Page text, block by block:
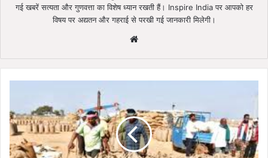
गई खबरें सत्यता और गुणवत्ता का विशेष ध्यान रखती हैं। Inspire India पर आपको हर
विषय पर अद्यतन और गहराई से परखी गई जानकारी मिलेगी।
में
ही
धान
खरीदी